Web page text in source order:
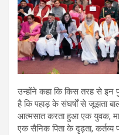
उन्होंने कहा कि किस तरह से इन
है कि पहाड़ के संघर्षों से जूझता
आत्मसात करता हुआ एक युवक,
एक सैनिक पिता के दृढ़ता,